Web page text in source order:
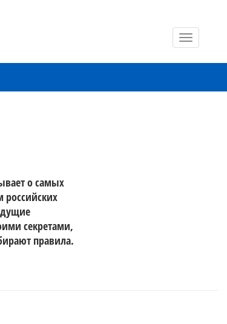
Toggle
о самых
российских
секретами,
правила.